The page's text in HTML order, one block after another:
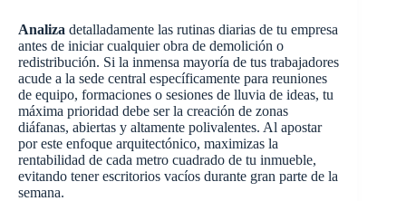
Analiza detalladamente las rutinas diarias de tu empresa
antes de iniciar cualquier obra de demolición o
redistribución. Si la inmensa mayoría de tus trabajadores
acude a la sede central específicamente para reuniones
de equipo, formaciones o sesiones de lluvia de ideas, tu
máxima prioridad debe ser la creación de zonas
diáfanas, abiertas y altamente polivalentes. Al apostar
por este enfoque arquitectónico, maximizas la
rentabilidad de cada metro cuadrado de tu inmueble,
evitando tener escritorios vacíos durante gran parte de la
semana.